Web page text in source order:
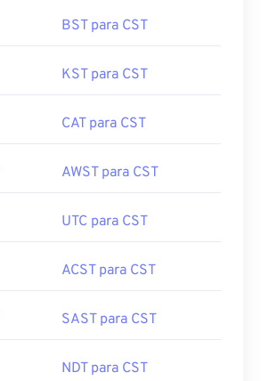
BST para CST
KST para CST
CAT para CST
AWST para CST
UTC para CST
ACST para CST
SAST para CST
NDT para CST